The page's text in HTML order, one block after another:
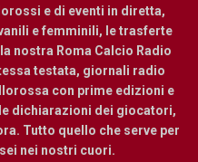
e di eventi in diretta,
e femminili, le trasferte
nostra Roma Calcio Radio
testata, giornali radio
con prime edizioni e
dichiarazioni dei giocatori,
Tutto quello che serve per
nei nostri cuori.